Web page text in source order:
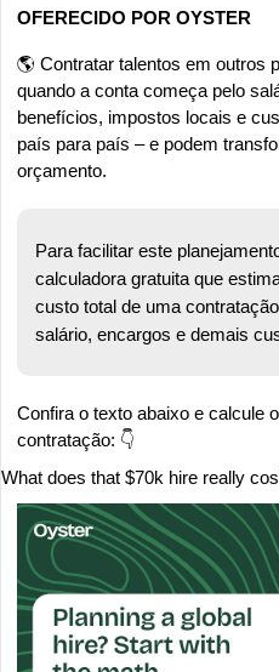
OFERECIDO POR OYSTER
🌎 Contratar talentos em outros
quando a conta começa pelo
benefícios, impostos locais e
país para país – e podem
orçamento.
Para facilitar este
calculadora gratuita que
custo total de uma
salário, encargos e demais
Confira o texto abaixo e calcule
contratação: 👇
What does that $70k hire really